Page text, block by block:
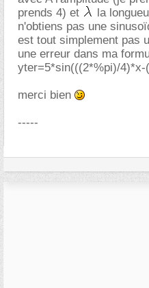
prends 4) et
la
n'obtiens pas une
est tout simplement pas
une erreur dans ma
yter=5*sin(((2*%pi)/4)*x-
merci bien
-----